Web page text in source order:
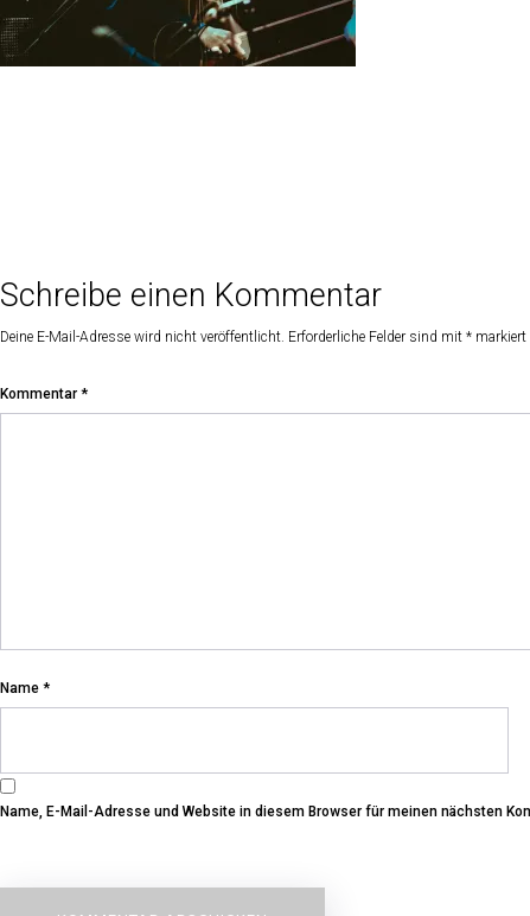
Schreibe einen Kommentar
Deine E-Mail-Adresse wird nicht veröffentlicht. Erforderliche Felder sind mit * markiert
Kommentar *
Name *
Name, E-Mail-Adresse und Website in diesem Browser für meinen nächsten